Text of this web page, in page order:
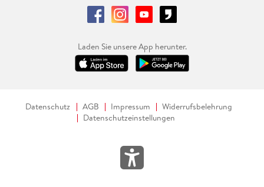
Laden Sie unsere App herunter.
Datenschutz AGB Impressum
Widerrufsbelehrung
Datenschutzeinstellungen